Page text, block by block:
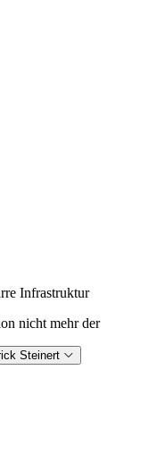
Infrastruktur
nicht mehr der
Steinert